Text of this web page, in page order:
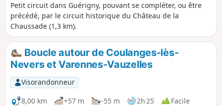
Petit circuit dans Guérigny, pouvant se compléter, ou être
précédé, par le circuit historique du Château de la
Chaussade (1,3 km).
Boucle autour de Coulanges-lès-
Nevers et Varennes-Vauzelles
Visorandonneur
8,00 km
+57 m -55 m 2h 25
Facile